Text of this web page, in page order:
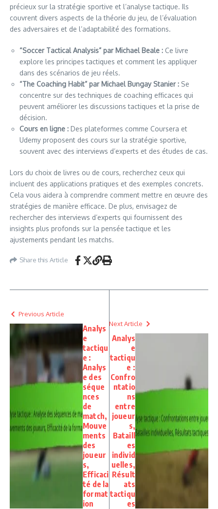
précieux sur la stratégie sportive et l’analyse tactique. Ils
couvrent divers aspects de la théorie du jeu, de l’évaluation
des adversaires et de l’adaptabilité des formations.
“Soccer Tactical Analysis” par Michael Beale : Ce livre
explore les principes tactiques et comment les appliquer
dans des scénarios de jeu réels.
“The Coaching Habit” par Michael Bungay Stanier : Se
concentre sur des techniques de coaching efficaces qui
peuvent améliorer les discussions tactiques et la prise de
décision.
Cours en ligne : Des plateformes comme Coursera et
Udemy proposent des cours sur la stratégie sportive,
souvent avec des interviews d’experts et des études de cas.
Lors du choix de livres ou de cours, recherchez ceux qui
incluent des applications pratiques et des exemples concrets.
Cela vous aidera à comprendre comment mettre en œuvre des
stratégies de manière efficace. De plus, envisagez de
rechercher des interviews d’experts qui fournissent des
insights plus profonds sur la pensée tactique et les
ajustements pendant les matchs.
Share this Article
Previous Article
Analys
e
tactiqu
e :
Analys
e des
séque
nces
de
match,
Mouve
ments
des
joueur
s,
Efficaci
té de la
format
ion
Next Article
Analys
e
tactiqu
e :
Confro
ntatio
ns
entre
joueur
s,
Bataill
es
individ
uelles,
Résult
ats
tactiqu
es